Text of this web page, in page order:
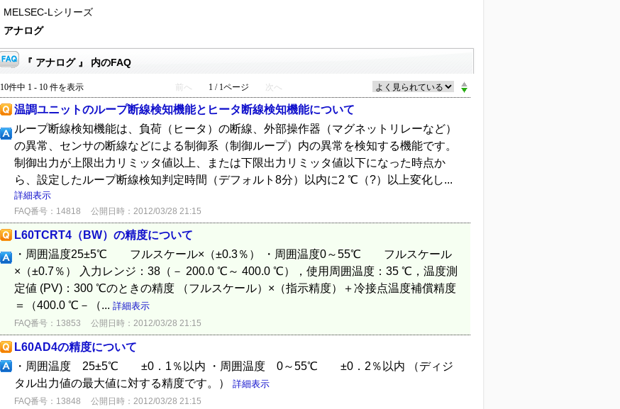
MELSEC-Lシリーズ
アナログ
『 アナログ 』 内のFAQ
10件中 1 - 10 件を表示 前へ 1 / 1ページ 次へ
温調ユニットのループ断線検知機能とヒータ断線検知機能について
ループ断線検知機能は、負荷（ヒータ）の断線、外部操作器（マグネットリレーなど）
の異常、センサの断線などによる制御系（制御ループ）内の異常を検知する機能です。
制御出力が上限出力リミッタ値以上、または下限出力リミッタ値以下になった時点か
ら、設定したループ断線検知判定時間（デフォルト8分）以内に2 ℃（?）以上変化し...
詳細表示
FAQ番号：14818 公開日時：2012/03/28 21:15
L60TCRT4（BW）の精度について
・周囲温度25±5℃ フルスケール×（±0.3％） ・周囲温度0～55℃ フルスケール
×（±0.7％） 入力レンジ：38（－ 200.0 ℃～ 400.0 ℃），使用周囲温度：35 ℃，温度測
定値 (PV)：300 ℃のときの精度 （フルスケール）×（指示精度）＋冷接点温度補償精度
＝（400.0 ℃－（... 詳細表示
FAQ番号：13853 公開日時：2012/03/28 21:15
L60AD4の精度について
・周囲温度 25±5℃ ±0．1％以内 ・周囲温度 0～55℃ ±0．2％以内 （ディジ
タル出力値の最大値に対する精度です。） 詳細表示
FAQ番号：13848 公開日時：2012/03/28 21:15